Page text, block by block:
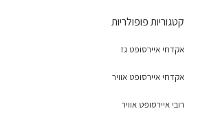
קטגוריות פופולריות
אקדחי איירסופט גז
אקדחי איירסופט אוויר
רובי איירסופט אוויר